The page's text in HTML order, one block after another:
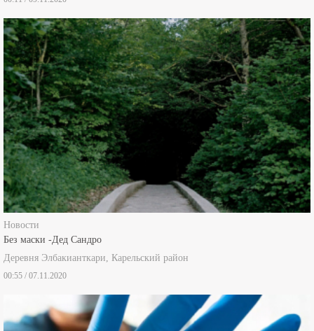
Новости
Без маски -Дед Сандро
Деревня Элбакианткари, Карельский район
00:55 / 07.11.2020